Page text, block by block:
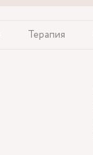
Терапия